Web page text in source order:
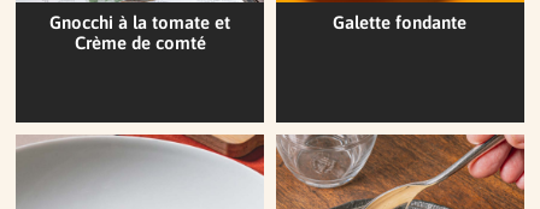
Gnocchi à la tomate et
Crème de comté
Galette fondante